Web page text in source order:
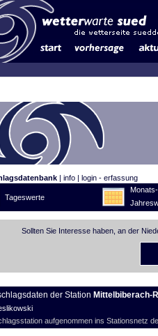
| info| login - erfassung
Tageswerte
Sollten Sie Interesse haben, an der
der Station Mittelbiberach-
aufgenommen ins Stationsnetz